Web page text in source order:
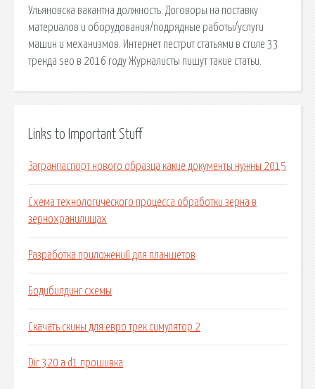
Ульяновска вакантна должность. Договоры на поставку
материалов и оборудования/подрядные работы/услуги
машин и механизмов. Интернет пестрит статьями в стиле 33
тренда seo в 2016 году Журналисты пишут такие статьи.
Links to Important Stuff
Загранпаспорт нового образца какие документы нужны 2015
Схема технологического процесса обработки зерна в
зернохранилищах
Разработка приложений для планшетов
Бодибилдинг схемы
Скачать скины для евро трек симулятор 2
Dir 320 a d1 прошивка